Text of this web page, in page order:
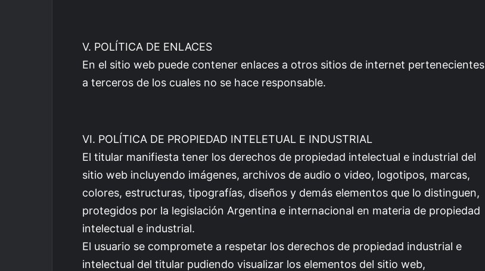
V. POLÍTICA DE ENLACES
En el sitio web puede contener enlaces a otros sitios de internet pertenecientes
a terceros de los cuales no se hace responsable.
VI. POLÍTICA DE PROPIEDAD INTELETUAL E INDUSTRIAL
El titular manifiesta tener los derechos de propiedad intelectual e industrial del
sitio web incluyendo imágenes, archivos de audio o video, logotipos, marcas,
colores, estructuras, tipografías, diseños y demás elementos que lo distinguen,
protegidos por la legislación Argentina e internacional en materia de propiedad
intelectual e industrial.
El usuario se compromete a respetar los derechos de propiedad industrial e
intelectual del titular pudiendo visualizar los elementos del sitio web,